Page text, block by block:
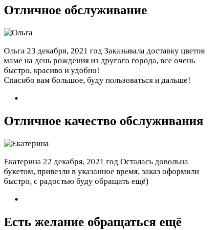
Отличное обслуживание
Ольга 23 декабря, 2021 год Заказывала доставку цветов
маме на день рождения из другого города, все очень
быстро, красиво и удобно!
Спасибо вам большое, буду пользоваться и дальше!
Отличное качество обслуживания
Екатерина 22 декабря, 2021 год Осталась довольна
букетом, привезли в указанное время, заказ оформили
быстро, с радостью буду обращать ещё)
Есть желание обращаться ещё